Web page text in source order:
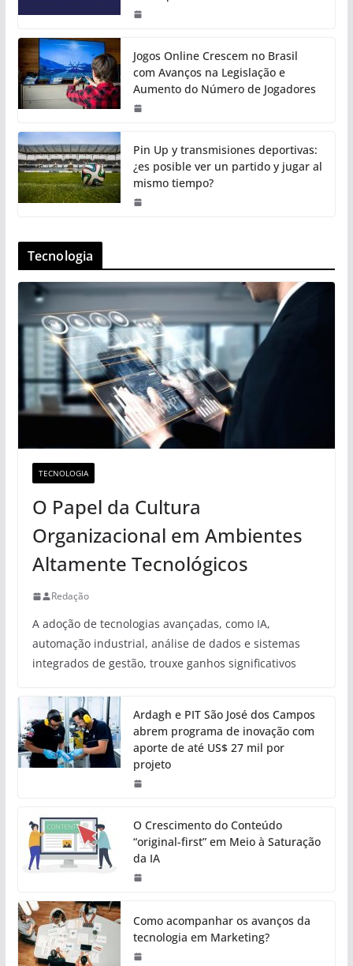
Jogos Online Crescem no Brasil
com Avanços na Legislação e
Aumento do Número de Jogadores
Pin Up y transmisiones deportivas:
¿es posible ver un partido y jugar al
mismo tiempo?
Tecnologia
TECNOLOGIA
O Papel da Cultura
Organizacional em Ambientes
Altamente Tecnológicos
Redação
A adoção de tecnologias avançadas, como IA,
automação industrial, análise de dados e sistemas
integrados de gestão, trouxe ganhos significativos
Ardagh e PIT São José dos Campos
abrem programa de inovação com
aporte de até US$ 27 mil por
projeto
O Crescimento do Conteúdo
“original-first” em Meio à Saturação
da IA
Como acompanhar os avanços da
tecnologia em Marketing?